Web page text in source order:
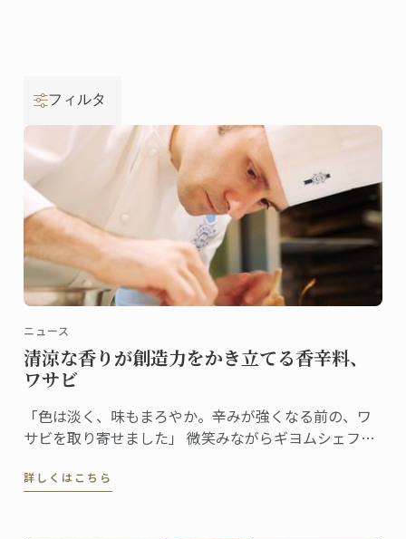
フィルタ
ニュース
清涼な香りが創造力をかき立てる香辛料、
ワサビ
「色は淡く、味もまろやか。辛みが強くなる前の、ワ
サビを取り寄せました」 微笑みながらギヨムシェフが
る立派なサイズだ。
詳しくはこちら